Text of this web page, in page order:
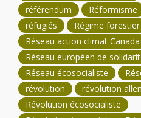
référendum
Réformisme
réfugiés
Régime forestier
Réseau action climat Canada
Réseau européen de
Réseau écosocialiste
révolution
révolution
Révolution écosocialiste